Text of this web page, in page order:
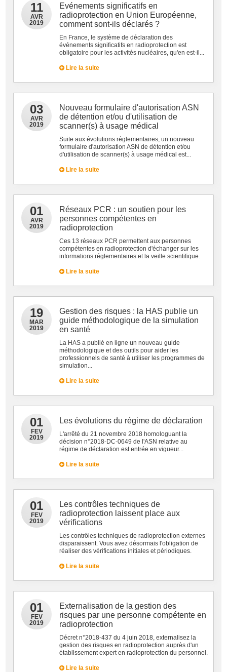
11
AVR
2019
Evénements significatifs en
radioprotection en Union Européenne,
comment sont-ils déclarés ?
En France, le système de déclaration des
événements significatifs en radioprotection est
obligatoire pour les activités nucléaires, qu'en est-il...
Lire la suite
03
AVR
2019
Nouveau formulaire d'autorisation ASN
de détention et/ou d'utilisation de
scanner(s) à usage médical
Suite aux évolutions réglementaires, un nouveau
formulaire d'autorisation ASN de détention et/ou
d'utilisation de scanner(s) à usage médical est...
Lire la suite
01
AVR
2019
Réseaux PCR : un soutien pour les
personnes compétentes en
radioprotection
Ces 13 réseaux PCR permettent aux personnes
compétentes en radioprotection d'échanger sur les
informations réglementaires et la veille scientifique.
Lire la suite
19
MAR
2019
Gestion des risques : la HAS publie un
guide méthodologique de la simulation
en santé
La HAS a publié en ligne un nouveau guide
méthodologique et des outils pour aider les
professionnels de santé à utiliser les programmes de
simulation...
Lire la suite
01
FEV
2019
Les évolutions du régime de déclaration
L'arrêté du 21 novembre 2018 homologuant la
décision n°2018-DC-0649 de l'ASN relative au
régime de déclaration est entrée en vigueur...
Lire la suite
01
FEV
2019
Les contrôles techniques de
radioprotection laissent place aux
vérifications
Les contrôles techniques de radioprotection externes
disparaissent. Vous avez désormais l'obligation de
réaliser des vérifications initiales et périodiques.
Lire la suite
01
FEV
2019
Externalisation de la gestion des
risques par une personne compétente en
radioprotection
Décret n°2018-437 du 4 juin 2018, externalisez la
gestion des risques en radioprotection auprès d'un
établissement expert en radioprotection du personnel.
Lire la suite